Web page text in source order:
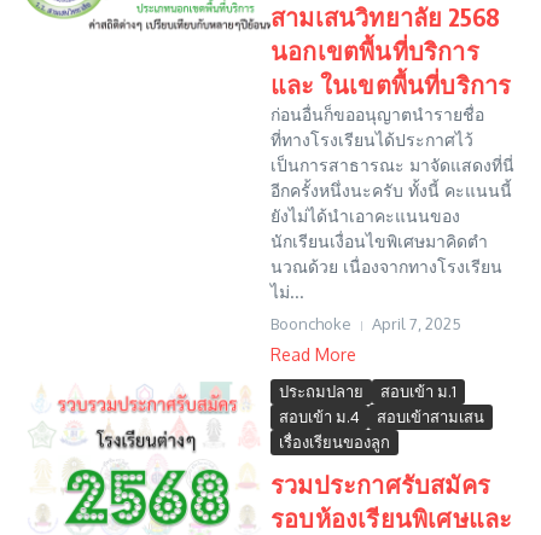
สามเสนวิทยาลัย 2568
นอกเขตพื้นที่บริการ
และ ในเขตพื้นที่บริการ
ก่อนอื่นก็ขออนุญาตนำรายชื่อ
ที่ทางโรงเรียนได้ประกาศไว้
เป็นการสาธารณะ มาจัดแสดงที่นี่
อีกครั้งหนึ่งนะครับ ทั้งนี้ คะแนนนี้
ยังไม่ได้นำเอาคะแนนของ
นักเรียนเงื่อนไขพิเศษมาคิดตำ
นวณด้วย เนื่องจากทางโรงเรียน
ไม่...
Boonchoke April 7, 2025
Read More
ประถมปลาย
สอบเข้า ม.1
สอบเข้า ม.4
สอบเข้าสามเสน
เรื่องเรียนของลูก
รวมประกาศรับสมัคร
รอบห้องเรียนพิเศษและ